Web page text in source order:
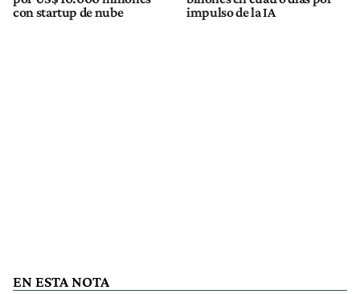
con startup de nube
impulso de la IA
EN ESTA NOTA